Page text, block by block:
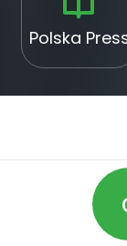
Polska